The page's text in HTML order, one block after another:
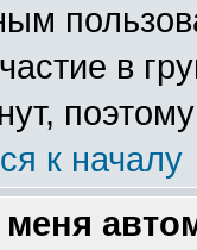
в
к началу